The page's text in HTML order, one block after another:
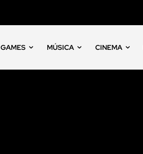
GAMES MÚSICA CINEMA